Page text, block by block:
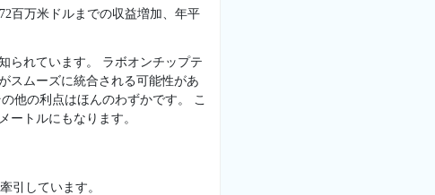
百万米ドルまでの収益増加、年平
られています。 ラボオンチップテ
スムーズに統合される可能性があ
他の利点はほんのわずかです。 こ
ートルにもなります。
引しています。